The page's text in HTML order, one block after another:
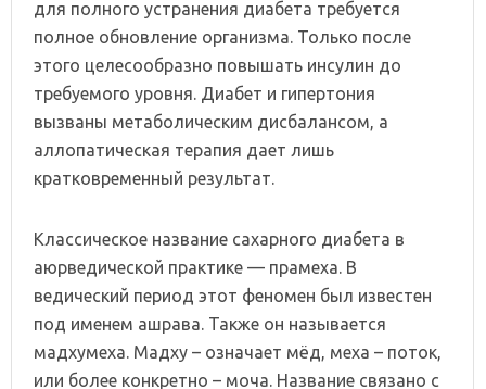
для полного устранения диабета требуется
полное обновление организма. Только после
этого целесообразно повышать инсулин до
требуемого уровня. Диабет и гипертония
вызваны метаболическим дисбалансом, а
аллопатическая терапия дает лишь
кратковременный результат.
Классическое название сахарного диабета в
аюрведической практике — прамеха. В
ведический период этот феномен был известен
под именем ашрава. Также он называется
мадхумеха. Мадху – означает мёд, меха – поток,
или более конкретно – моча. Название связано с